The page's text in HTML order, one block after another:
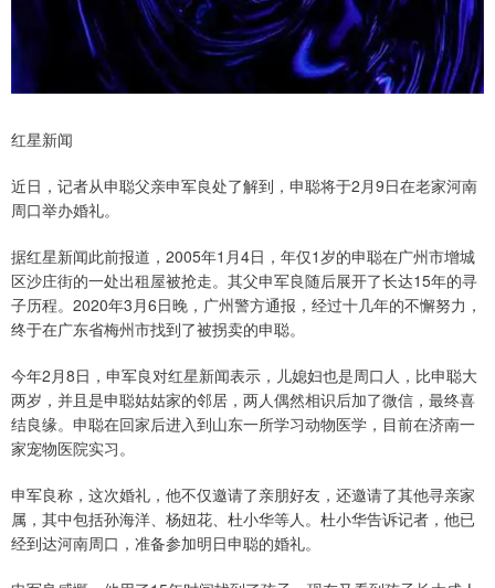
红星新闻
近日，记者从申聪父亲申军良处了解到，申聪将于2月9日在老家河南
周口举办婚礼。
据红星新闻此前报道，2005年1月4日，年仅1岁的申聪在广州市增城
区沙庄街的一处出租屋被抢走。其父申军良随后展开了长达15年的寻
子历程。2020年3月6日晚，广州警方通报，经过十几年的不懈努力，
终于在广东省梅州市找到了被拐卖的申聪。
今年2月8日，申军良对红星新闻表示，儿媳妇也是周口人，比申聪大
两岁，并且是申聪姑姑家的邻居，两人偶然相识后加了微信，最终喜
结良缘。申聪在回家后进入到山东一所学习动物医学，目前在济南一
家宠物医院实习。
申军良称，这次婚礼，他不仅邀请了亲朋好友，还邀请了其他寻亲家
属，其中包括孙海洋、杨妞花、杜小华等人。杜小华告诉记者，他已
经到达河南周口，准备参加明日申聪的婚礼。